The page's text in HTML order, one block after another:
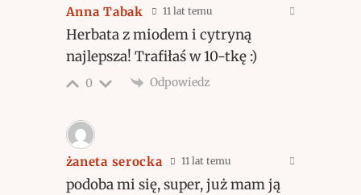
Anna Tabak 11 lat temu
Herbata z miodem i cytryną
najlepsza! Trafiłaś w 10-tkę :)
0 Odpowiedz
żaneta serocka 11 lat temu
podoba mi się, super, już mam ją